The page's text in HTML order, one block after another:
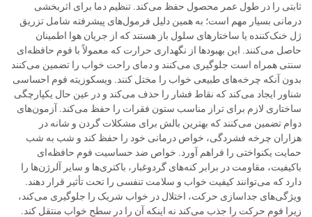
ثابتی را در طول عمر محصول حفظ می‌کند. تنظیم دما برای اثربخشی
درمانی بسیار مهم است؛ به همین دلیل فرمول‌های پیشرفته شامل تزریق
ژل خنک‌کننده یا ساختارهای سلول باز هستند که از جریان هوا اطمینان
حاصل می‌کنند. این بهبودها از نگهداری حرارت که معمولاً با فوم حافظه‌ای
سنتی همراه است جلوگیری می‌کنند و دمای راحت خواب را تضمین می‌کنند
بدون آنکه چرخه‌های طبیعی خواب را مختل کنند. ویسکوزیته فوم احساسی
شناور ایجاد می‌کند که نقاط فشار را حذف می‌کند و در عین حال یکپارچگی
ساختاری لازم برای تراز مناسب ستون فقرات را حفظ می‌کند. آزمون‌های
دوام تضمین می‌کنند که بهترین بالش برای مشکلات گردن و شانه در
هزاران چرخه فشردگی، خواص درمانی خود را حفظ کند و شب به شب
حمایت یکنواختی را فراهم آورد. خواص ضد حساسیت فوم حافظه‌ای
باکیفیت، مقاومت در برابر کنه‌های گردوغبار، باکتری‌ها و سایر آلرژن‌ها را
دارد که می‌توانند کیفیت خواب و سلامت تنفسی را تحت تأثیر قرار دهند.
ویژگی‌های جداسازی حرکت، اختلال در خواب شریک را جلوگیری می‌کند،
زیرا فوم حرکت را جذب می‌کند نه اینکه آن را در سطح خواب منتقل کند.